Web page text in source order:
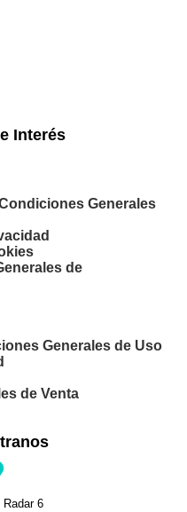
Interés
Generales
de
Generales de Uso
de Venta
Radar 6